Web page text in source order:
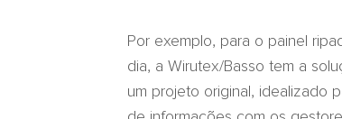
Por exemplo, para o painel
dia, a Wirutex/Basso tem a
um projeto original, idealizado